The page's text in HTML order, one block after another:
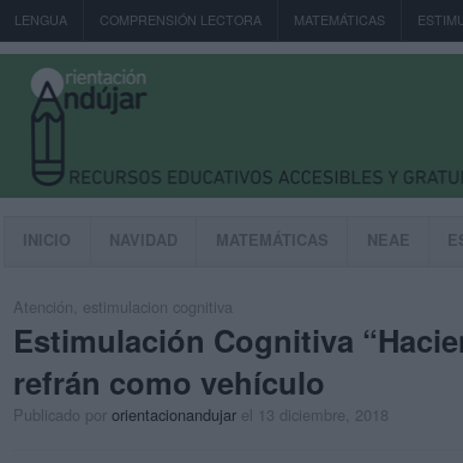
LENGUA COMPRENSIÓN LECTORA MATEMÁTICAS
INICIO NAVIDAD MATEMÁTICAS NEAE
Atención estimulacion cognitiva
Estimulación Cognitiva
refrán como vehículo
Publicado por orientacionandujar el 13 diciembre, 2018